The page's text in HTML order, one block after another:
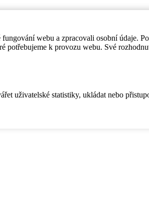
webu a zpracovali osobní údaje.
potřebujeme k provozu webu. Své
uživatelské statistiky, ukládat nebo